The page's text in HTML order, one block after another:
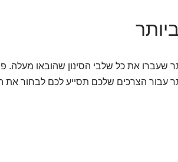
את כל שלבי הסינון שהובאו מעלה.
עבור הצרכים שלכם תסייע לכם לבחור